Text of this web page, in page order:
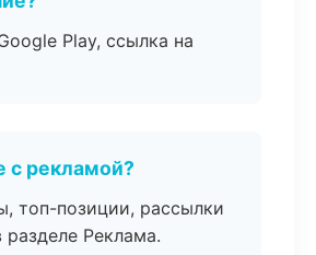
Play, ссылка на
с рекламой?
топ-позиции, рассылки
Реклама.